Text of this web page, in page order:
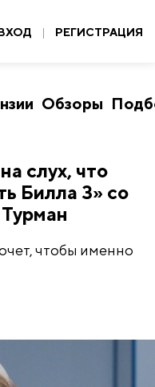
| РЕГИСТРАЦИЯ
Обзоры
слух, что
Билла 3» со
чтобы именно